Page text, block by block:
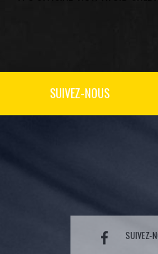
SUIVEZ-NOUS
SUIVEZ-